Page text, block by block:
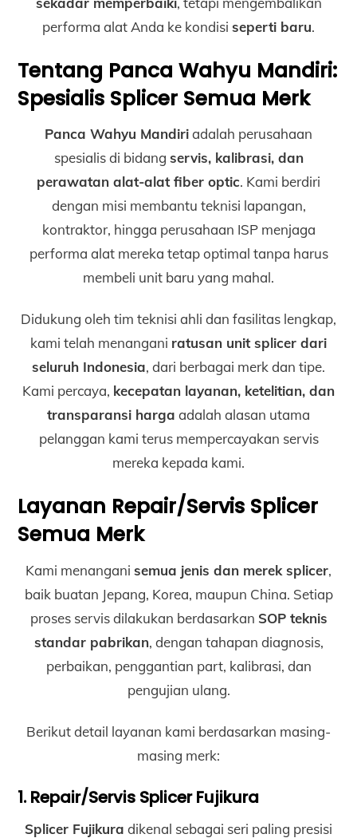
performa alat Anda ke kondisi seperti baru.
Tentang Panca Wahyu Mandiri:
Spesialis Splicer Semua Merk
Panca Wahyu Mandiriadalah perusahaan
spesialis di bidang servis, kalibrasi, dan
perawatan alat-alat fiber optic. Kami berdiri
dengan misi membantu teknisi lapangan,
kontraktor, hingga perusahaan ISP menjaga
performa alat mereka tetap optimal tanpa harus
membeli unit baru yang mahal.
Didukung oleh tim teknisi ahli dan fasilitas lengkap,
kami telah menangani ratusan unit splicer dari
seluruh Indonesia, dari berbagai merk dan tipe.
Kami percaya, kecepatan layanan, ketelitian, dan
transparansi harga adalah alasan utama
pelanggan kami terus mempercayakan servis
mereka kepada kami.
Layanan Repair/Servis Splicer
Semua Merk
Kami menangani semua jenis dan merek splicer,
baik buatan Jepang, Korea, maupun China. Setiap
proses servis dilakukan berdasarkan SOP teknis
standar pabrikan, dengan tahapan diagnosis,
perbaikan, penggantian part, kalibrasi, dan
pengujian ulang.
Berikut detail layanan kami berdasarkan masing-
masing merk:
1. Repair/Servis Splicer Fujikura
Splicer Fujikura dikenal sebagai seri paling presisi